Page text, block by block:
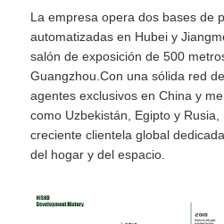
La empresa opera dos bases de
automatizadas en Hubei y
salón de exposición de 500
Guangzhou.Con una sólida red
agentes exclusivos en China y
como Uzbekistán, Egipto y Rusia,
creciente clientela global
del hogar y del espacio.